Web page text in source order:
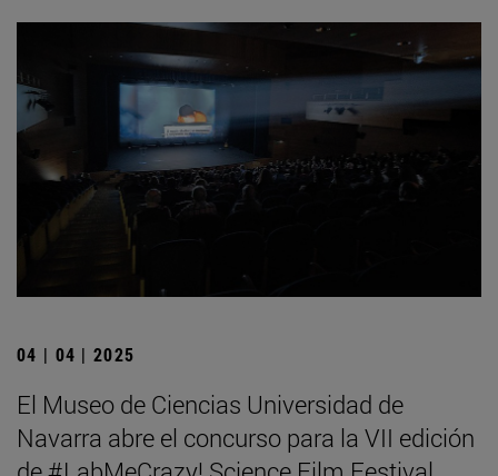
04 | 04 | 2025
El Museo de Ciencias Universidad de
Navarra abre el concurso para la VII edición